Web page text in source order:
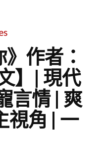
作者：
】| 現代
言情 | 爽
視角 | 一